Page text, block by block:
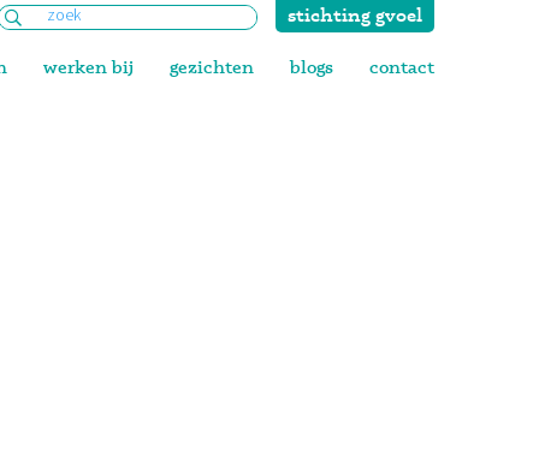
stichting gvoel
werken bij gezichten blogs contact